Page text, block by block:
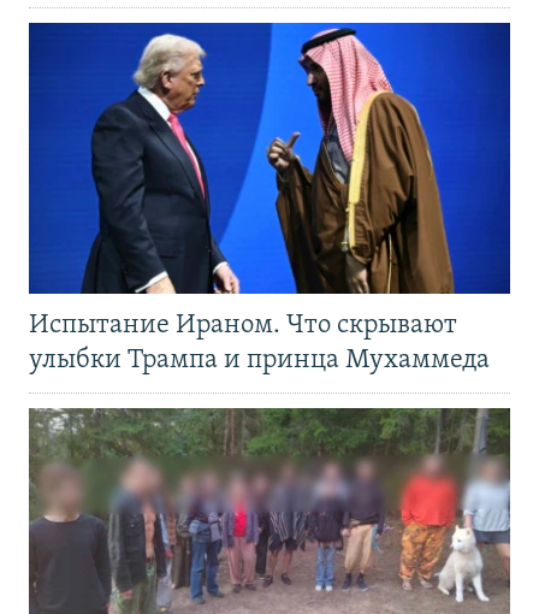
Испытание Ираном. Что скрывают
улыбки Трампа и принца Мухаммеда